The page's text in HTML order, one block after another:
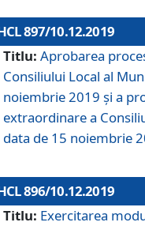
897/10.12.2019
Titlu: Aprobarea
Consiliului Local al
noiembrie 2019 și a
extraordinare a
data de 15 noiembrie
896/10.12.2019
Titlu: Exercitarea